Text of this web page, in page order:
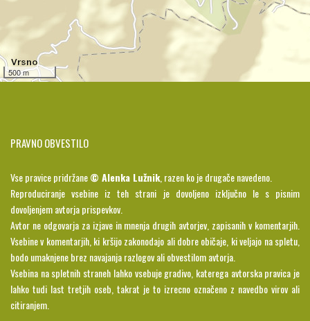
500 m
PRAVNO OBVESTILO
Vse pravice pridržane© Alenka Lužnik, razen ko je drugače navedeno.
Reproduciranje vsebine iz teh strani je dovoljeno izključno le s pisnim
dovoljenjem avtorja prispevkov.
Avtor ne odgovarja za izjave in mnenja drugih avtorjev, zapisanih v komentarjih.
Vsebine v komentarjih, ki kršijo zakonodajo ali dobre običaje, ki veljajo na spletu,
bodo umaknjene brez navajanja razlogov ali obvestilom avtorja.
Vsebina na spletnih straneh lahko vsebuje gradivo, katerega avtorska pravica je
lahko tudi last tretjih oseb, takrat je to izrecno označeno z navedbo virov ali
citiranjem.